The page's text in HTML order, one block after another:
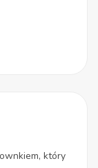
który